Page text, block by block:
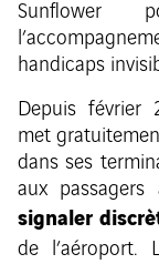
Sunflower
handicaps
Depuis février
met
dans ses
aux
signaler
de l’aéroport.